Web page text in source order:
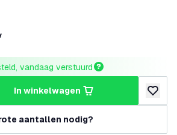
vandaag verstuurd
in winkelwagen
aantallen nodig?